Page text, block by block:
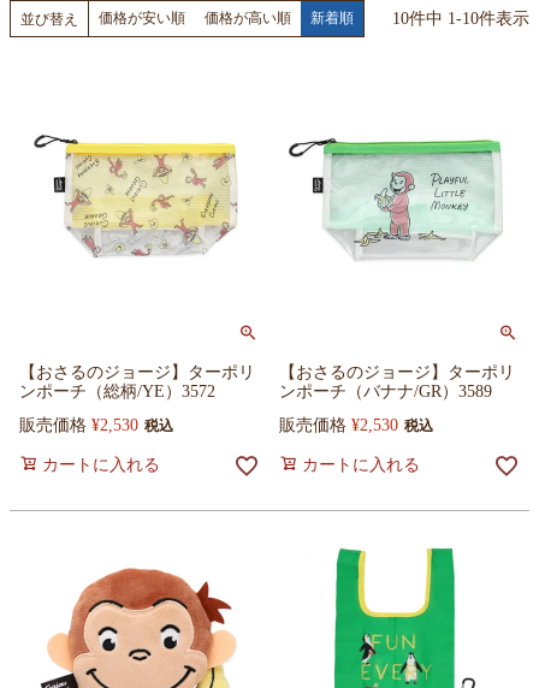
並び替え 価格が安い順 価格が高い順 新着順 10件中 1-10件表示
【おさるのジョージ】ターポリ
ンポーチ（総柄/YE）3572
販売価格 ¥2,530 税込
カートに入れる
【おさるのジョージ】ターポリ
ンポーチ（バナナ/GR）3589
販売価格 ¥2,530 税込
カートに入れる